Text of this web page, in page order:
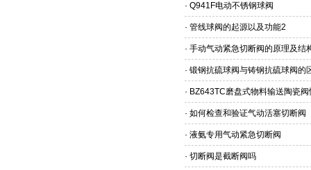
· Q941F电动不锈钢球阀
· 管线球阀的起源以及功能2
· 手动气动紧急切断阀的原理及结
· 锻钢抗硫球阀与铸钢抗硫球阀的
· BZ643TC磨盘式物料输送陶瓷
· 如何检查和验证气动活塞切断阀
· 液氨专用气动紧急切断阀
· 切断阀是截断阀吗